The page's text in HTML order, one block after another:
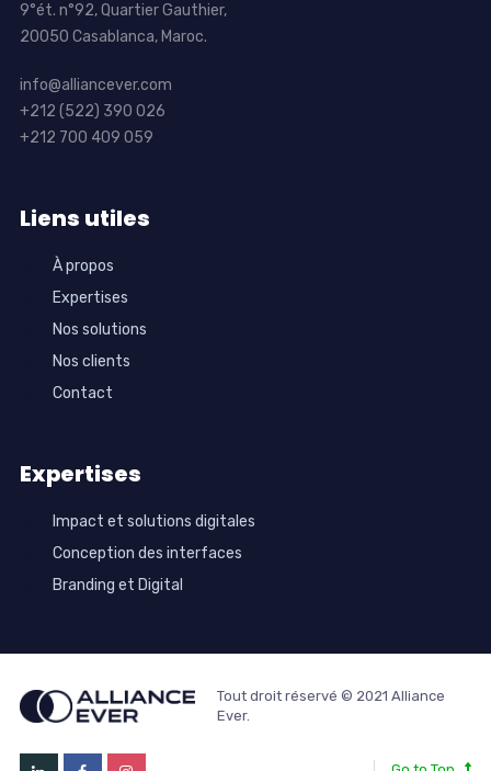
9°ét. n°92, Quartier Gauthier,
20050 Casablanca, Maroc.
info@alliancever.com
+212 (522) 390 026
+212 700 409 059
Liens utiles
À propos
Expertises
Nos solutions
Nos clients
Contact
Expertises
Impact et solutions digitales
Conception des interfaces
Branding et Digital
Tout droit réservé © 2021 Alliance
Ever.